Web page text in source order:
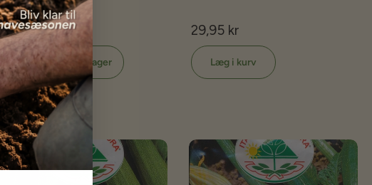
24,95 kr
Få besked når på lager
29,95 kr
Læg i kurv